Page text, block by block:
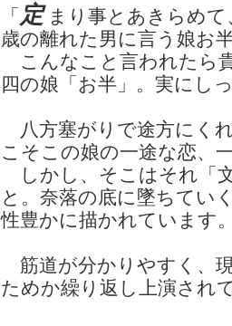
「 定まり事とあきらめて
歳の離れた男に言う娘お
こんなこと言われたら
四の娘「お半」。実にし
八方塞がりで途方にく
こそこの娘の一途な恋、
しかし、そこはそれ「
と。奈落の底に墜ちてい
性豊かに描かれています
筋道が分かりやすく、
ためか繰り返し上演され